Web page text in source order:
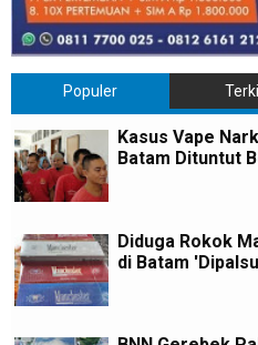
Populer
Kasus Vape
Batam Dituntut
Diduga Rokok
di Batam